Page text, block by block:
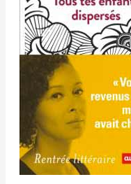
dispersés
–
Beata
Umubyeyi
Mairesse